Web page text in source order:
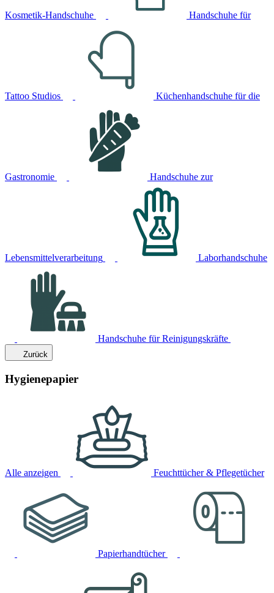
Kosmetik-Handschuhe Handschuhe für
Tattoo Studios Küchenhandschuhe für die
Gastronomie Handschuhe zur
Lebensmittelverarbeitung Laborhandschuhe
Handschuhe für Reinigungskräfte
Zurück
Hygienepapier
Alle anzeigen Feuchttücher & Pflegetücher
Papierhandtücher